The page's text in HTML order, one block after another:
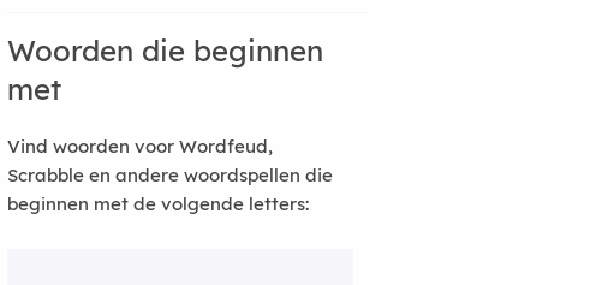
Woorden die beginnen
met
Vind woorden voor Wordfeud,
Scrabble en andere woordspellen die
beginnen met de volgende letters: